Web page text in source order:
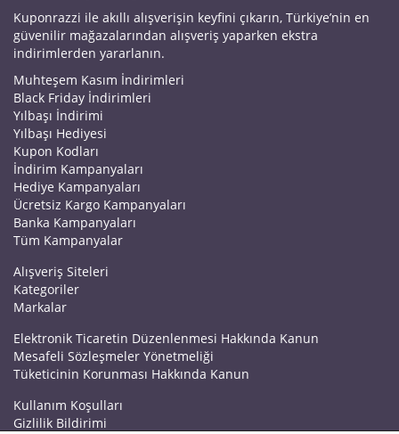
Kuponrazzi ile akıllı alışverişin keyfini çıkarın, Türkiye’nin en
güvenilir mağazalarından alışveriş yaparken ekstra
indirimlerden yararlanın.
Muhteşem Kasım İndirimleri
Black Friday İndirimleri
Yılbaşı İndirimi
Yılbaşı Hediyesi
Kupon Kodları
İndirim Kampanyaları
Hediye Kampanyaları
Ücretsiz Kargo Kampanyaları
Banka Kampanyaları
Tüm Kampanyalar
Alışveriş Siteleri
Kategoriler
Markalar
Elektronik Ticaretin Düzenlenmesi Hakkında Kanun
Mesafeli Sözleşmeler Yönetmeliği
Tüketicinin Korunması Hakkında Kanun
Kullanım Koşulları
Gizlilik Bildirimi